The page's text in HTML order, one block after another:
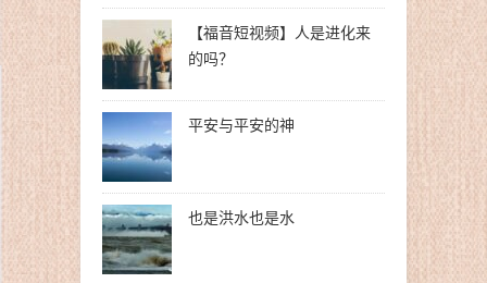
【福音短视频】人是进化来
的吗？
平安与平安的神
也是洪水也是水